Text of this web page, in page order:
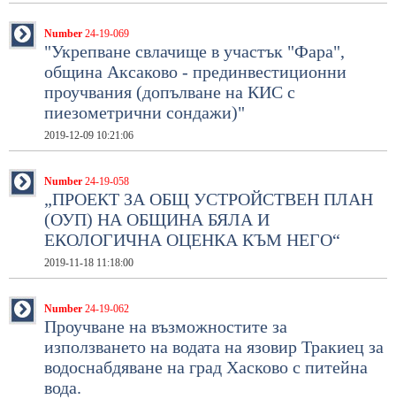
Number 24-19-069
"Укрепване свлачище в участък "Фара",
община Аксаково - прединвестиционни
проучвания (допълване на КИС с
пиезометрични сондажи)"
2019-12-09 10:21:06
Number 24-19-058
„ПРОЕКТ ЗА ОБЩ УСТРОЙСТВЕН ПЛАН
(ОУП) НА ОБЩИНА БЯЛА И
ЕКОЛОГИЧНА ОЦЕНКА КЪМ НЕГО“
2019-11-18 11:18:00
Number 24-19-062
Проучване на възможностите за
използването на водата на язовир Тракиец за
водоснабдяване на град Хасково с питейна
вода.